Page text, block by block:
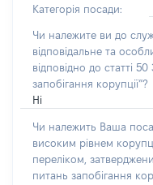
Категорія посади:
Чи належите ви до
відповідальне та
відповідно до статті
запобігання корупції”?
Ні
Чи належить Ваша
високим рівнем
переліком,
питань запобігання